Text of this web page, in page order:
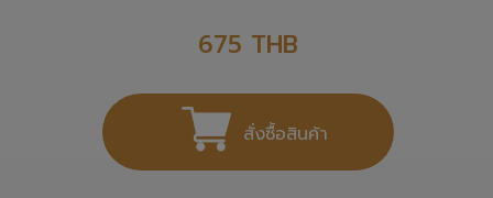
675 THB
สั่งซื้อสินค้า